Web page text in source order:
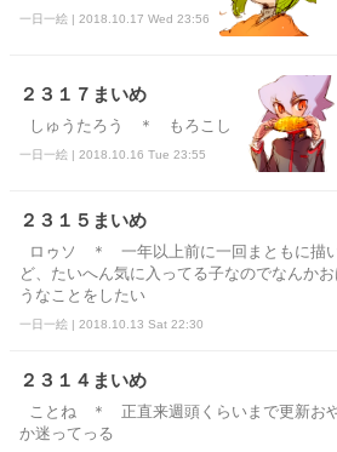
一日一絵 | 2018.10.17 Wed 23:56
２３１７まいめ
しゅうたろう ＊ もろこし
一日一絵 | 2018.10.16 Tue 23:55
２３１５まいめ
ロゥソ ＊ 一年以上前に一回まともに描
ど、たいへん気に入ってる子なのでなんかお
うなことをしたい
一日一絵 | 2018.10.13 Sat 22:30
２３１４まいめ
ことね ＊ 正直来週頭くらいまで更新お
か迷ってっる